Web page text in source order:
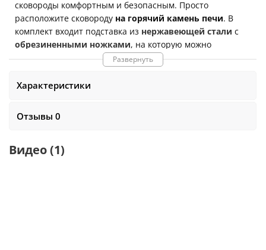
сковороды комфортным и безопасным. Просто
расположите сковороду на горячий камень печи. В
комплект входит подставка из нержавеющей стали с
обрезиненными ножками, на которую можно
расположить горячую сковороду.
Размеры
31 х 16 х 2см. Подходит для использования
на индукционных плитах.
Развернуть
Характеристики
Отзывы 0
Видео(1)